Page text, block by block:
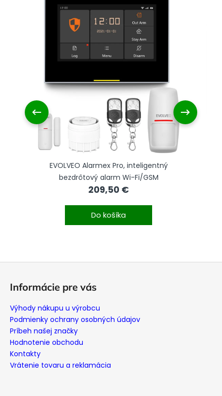
EVOLVEO Alarmex Pro, inteligentný
bezdrôtový alarm Wi-Fi/GSM
209,50 €
Do košíka
Informácie pre vás
Výhody nákupu u výrobcu
Podmienky ochrany osobných údajov
Príbeh našej značky
Hodnotenie obchodu
Kontakty
Vrátenie tovaru a reklamácia